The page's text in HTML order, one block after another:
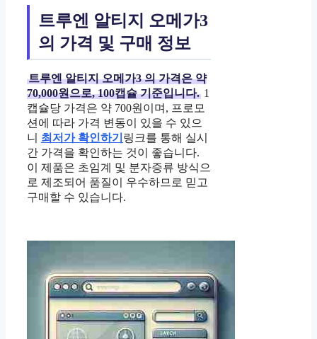
트루엔 알티지 오메가3
의 가격 및 구매 정보
트루엔 알티지 오메가3 의 가격은 약
70,000원으로, 100캡슐 기준입니다. 1
캡슐당 가격은 약 700원이며, 프로모
션에 따라 가격 변동이 있을 수 있으
니 최저가 확인하기 링크를 통해 실시
간 가격을 확인하는 것이 좋습니다.
이 제품은 초임계 및 분자증류 방식으
로 제조되어 품질이 우수하므로 믿고
구매할 수 있습니다.